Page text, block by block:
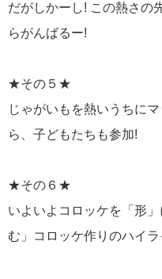
だがしかーし! この熱さの
らがんばるー!
★その５★
じゃがいもを熱いうちに
ら、子どもたちも参加!
★その６★
いよいよコロッケを「形
む」コロッケ作りのハイラ